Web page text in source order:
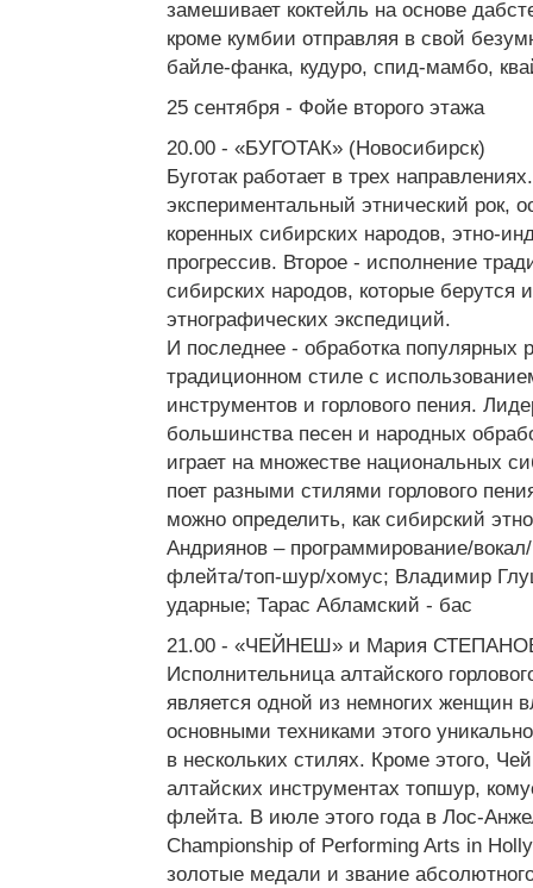
замешивает коктейль на основе
кроме кумбии отправляя в свой
байле-фанка, кудуро, спид-мамбо,
25 сентября - Фойе второго этажа
20.00 - «БУГОТАК» (Новосибирск)
Буготак работает в трех
экспериментальный этнический рок,
коренных сибирских народов, этно-
прогрессив. Второе - исполнение
сибирских народов, которые берутся
этнографических экспедиций.
И последнее - обработка популярных
традиционном стиле с
инструментов и горлового пения.
большинства песен и народных
играет на множестве национальных
поет разными стилями горлового
можно определить, как сибирский
Андриянов – программирование/
флейта/топ-шур/хомус; Владимир
ударные; Тарас Абламский - бас
21.00 - «ЧЕЙНЕШ» и Мария
Исполнительница алтайского
является одной из немногих женщин
основными техниками этого
в нескольких стилях. Кроме этого,
алтайских инструментах топшур,
флейта. В июле этого года в Лос-
Championship of Performing Arts in
золотые медали и звание